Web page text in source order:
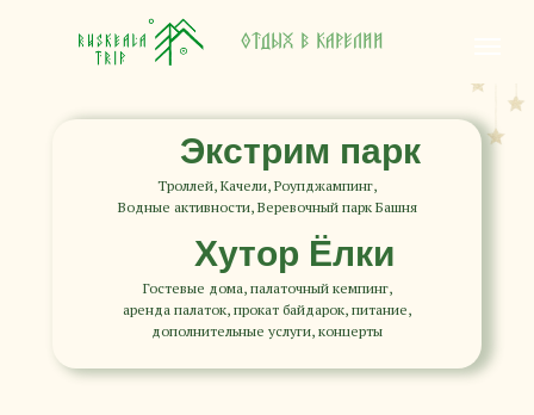
Отдых в Карелии
Хутор Ёлки
Экстрим парк
Троллей, Качели, Роупджампинг,
Водные активности, Веревочный парк Башня
Гостевые дома, палаточный кемпинг,
аренда палаток, прокат байдарок, питание,
дополнительные услуги, концерты